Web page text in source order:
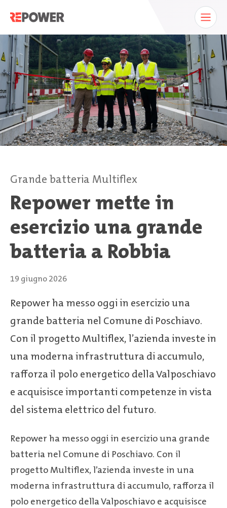
Grande batteria Multiflex
Repower mette in
esercizio una grande
batteria a Robbia
19 giugno 2026
Repower ha messo oggi in esercizio una
grande batteria nel Comune di Poschiavo.
Con il progetto Multiflex, l’azienda investe in
una moderna infrastruttura di accumulo,
rafforza il polo energetico della Valposchiavo
e acquisisce importanti competenze in vista
del sistema elettrico del futuro.
Repower ha messo oggi in esercizio una grande
batteria nel Comune di Poschiavo. Con il
progetto Multiflex, l’azienda investe in una
moderna infrastruttura di accumulo, rafforza il
polo energetico della Valposchiavo e acquisisce